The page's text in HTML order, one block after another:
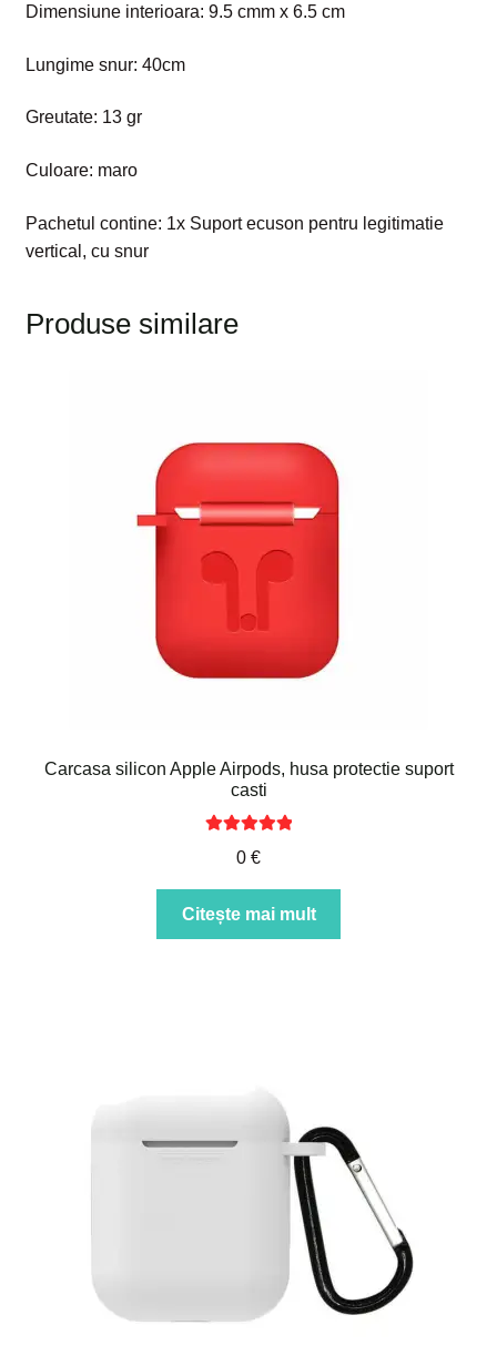
Dimensiune interioara: 9.5 cmm x 6.5 cm
Lungime snur: 40cm
Greutate: 13 gr
Culoare: maro
Pachetul contine: 1x Suport ecuson pentru legitimatie
vertical, cu snur
Produse similare
Carcasa silicon Apple Airpods, husa protectie suport
casti
0 €
Citește mai mult